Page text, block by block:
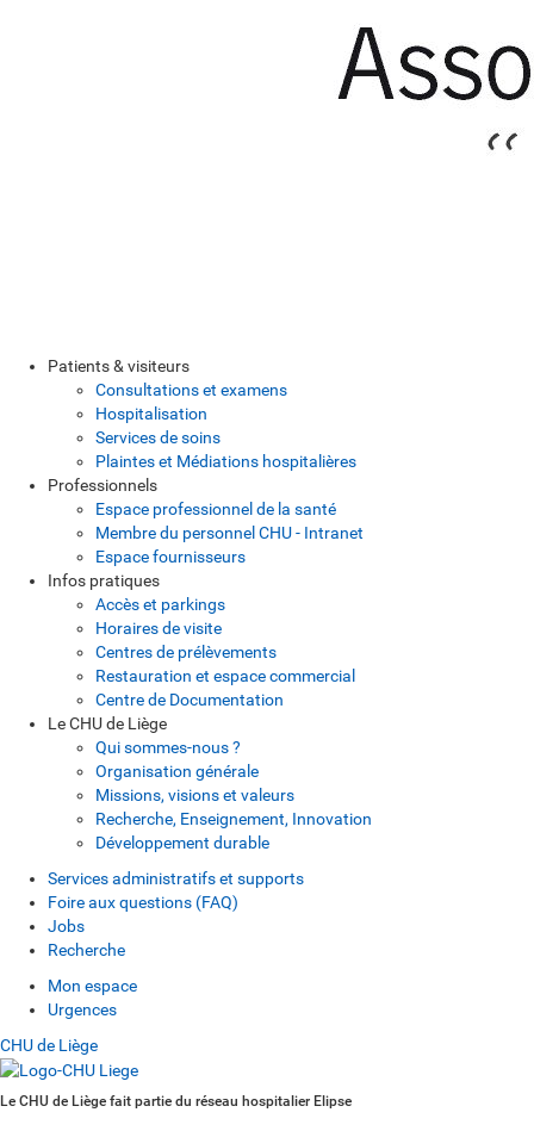
Patients & visiteurs
Consultations et examens
Hospitalisation
Services de soins
Plaintes et Médiations hospitalières
Professionnels
Espace professionnel de la santé
Membre du personnel CHU - Intranet
Espace fournisseurs
Infos pratiques
Accès et parkings
Horaires de visite
Centres de prélèvements
Restauration et espace commercial
Centre de Documentation
Le CHU de Liège
Qui sommes-nous ?
Organisation générale
Missions, visions et valeurs
Recherche, Enseignement, Innovation
Développement durable
Services administratifs et supports
Foire aux questions (FAQ)
Jobs
Recherche
Mon espace
Urgences
CHU de Liège
Le CHU de Liège fait partie du réseau hospitalier Elipse